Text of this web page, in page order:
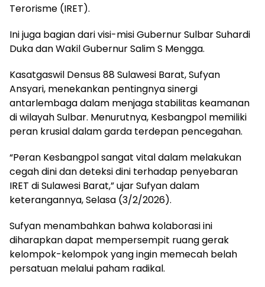
Terorisme (IRET).
Ini juga bagian dari visi-misi Gubernur Sulbar Suhardi
Duka dan Wakil Gubernur Salim S Mengga.
Kasatgaswil Densus 88 Sulawesi Barat, Sufyan
Ansyari, menekankan pentingnya sinergi
antarlembaga dalam menjaga stabilitas keamanan
di wilayah Sulbar. Menurutnya, Kesbangpol memiliki
peran krusial dalam garda terdepan pencegahan.
“Peran Kesbangpol sangat vital dalam melakukan
cegah dini dan deteksi dini terhadap penyebaran
IRET di Sulawesi Barat,” ujar Sufyan dalam
keterangannya, Selasa (3/2/2026).
Sufyan menambahkan bahwa kolaborasi ini
diharapkan dapat mempersempit ruang gerak
kelompok-kelompok yang ingin memecah belah
persatuan melalui paham radikal.